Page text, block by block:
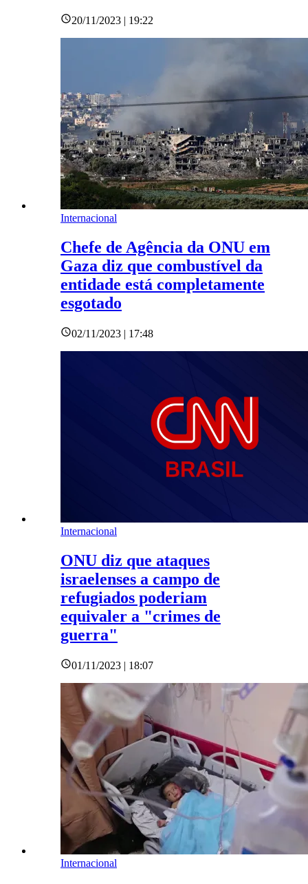
20/11/2023 | 19:22
Internacional
Chefe de Agência da ONU em
Gaza diz que combustível da
entidade está completamente
esgotado
02/11/2023 | 17:48
Internacional
ONU diz que ataques
israelenses a campo de
refugiados poderiam
equivaler a "crimes de
guerra"
01/11/2023 | 18:07
Internacional